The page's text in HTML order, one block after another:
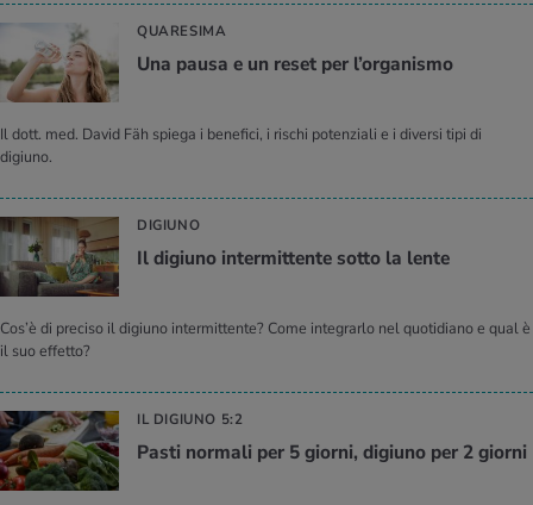
QUARESIMA
Una pausa e un reset per l’or­ga­ni­smo
Il dott. med. David Fäh spiega i benefici, i rischi potenziali e i diversi tipi di
digiuno.
DIGIUNO
Il di­giu­no in­ter­mit­ten­te sotto la lente
Cos’è di preciso il digiuno intermittente? Come integrarlo nel quotidiano e qual è
il suo effetto?
IL DIGIUNO 5:2
Pasti nor­ma­li per 5 gior­ni, di­giu­no per 2 gior­ni